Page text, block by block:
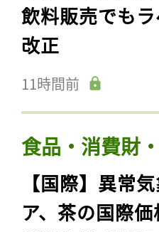
飲料販売でも
改正
11時間前
食品・消費財
【国際】異常
ア、茶の国際